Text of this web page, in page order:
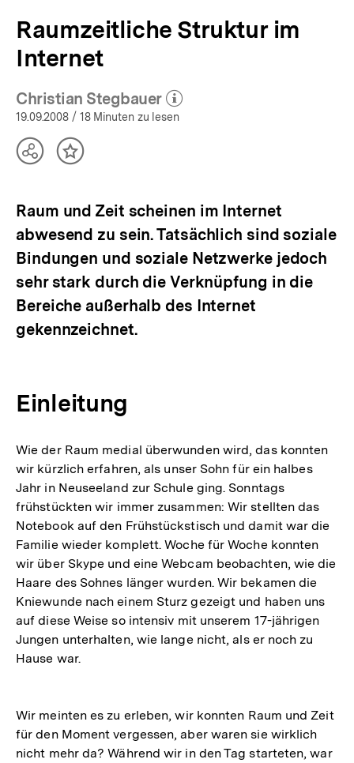
Raumzeitliche Struktur im
Internet
Christian Stegbauer
(Mehr zum Autor)
öffnen
19.09.2008 / 18 Minuten zu lesen
TeilenInhalt
Raum und Zeit scheinen im Internet
abwesend zu sein. Tatsächlich sind soziale
Bindungen und soziale Netzwerke jedoch
sehr stark durch die Verknüpfung in die
Bereiche außerhalb des Internet
gekennzeichnet.
Einleitung
Wie der Raum medial überwunden wird, das konnten
wir kürzlich erfahren, als unser Sohn für ein halbes
Jahr in Neuseeland zur Schule ging. Sonntags
frühstückten wir immer zusammen: Wir stellten das
Notebook auf den Frühstückstisch und damit war die
Familie wieder komplett. Woche für Woche konnten
wir über Skype und eine Webcam beobachten, wie die
Haare des Sohnes länger wurden. Wir bekamen die
Kniewunde nach einem Sturz gezeigt und haben uns
auf diese Weise so intensiv mit unserem 17-jährigen
Jungen unterhalten, wie lange nicht, als er noch zu
Hause war.
Wir meinten es zu erleben, wir konnten Raum und Zeit
für den Moment vergessen, aber waren sie wirklich
nicht mehr da? Während wir in den Tag starteten, war